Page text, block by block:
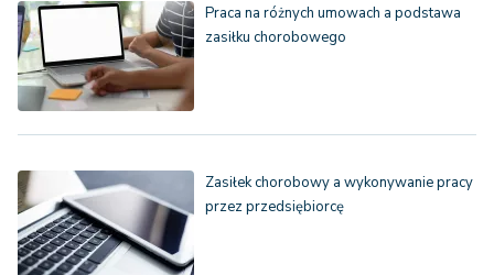
Praca na różnych umowach a podstawa
zasiłku chorobowego
Zasiłek chorobowy a wykonywanie pracy
przez przedsiębiorcę